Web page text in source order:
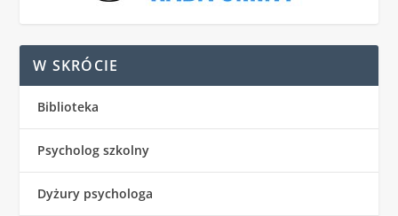
W SKRÓCIE
Biblioteka
Psycholog szkolny
Dyżury psychologa